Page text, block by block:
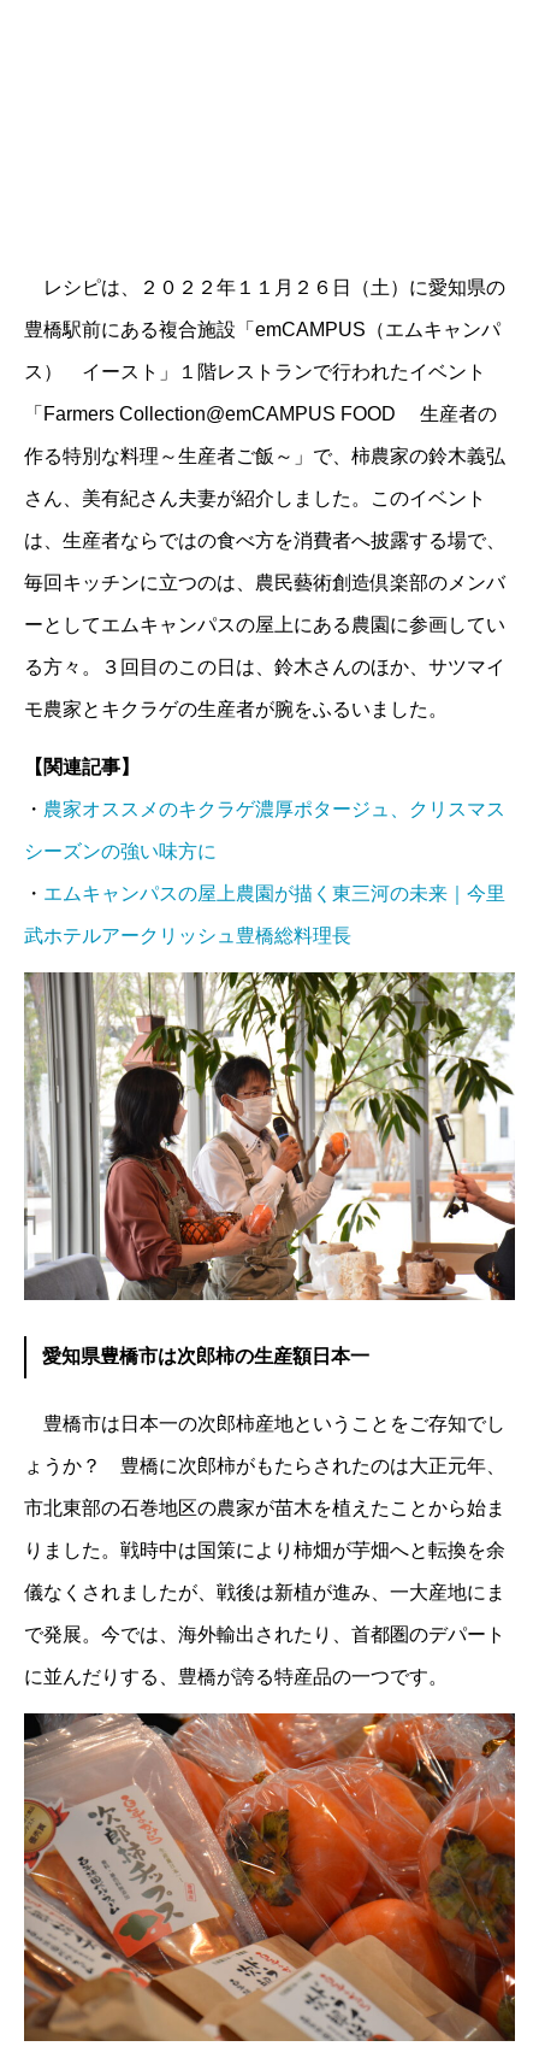
レシピは、２０２２年１１月２６日（土）に愛知県の
豊橋駅前にある複合施設「emCAMPUS（エムキャンパ
ス） イースト」１階レストランで行われたイベント
「Farmers Collection@emCAMPUS FOOD 生産者の
作る特別な料理～生産者ご飯～」で、柿農家の鈴木義弘
さん、美有紀さん夫妻が紹介しました。このイベント
は、生産者ならではの食べ方を消費者へ披露する場で、
毎回キッチンに立つのは、農民藝術創造倶楽部のメンバ
ーとしてエムキャンパスの屋上にある農園に参画してい
る方々。３回目のこの日は、鈴木さんのほか、サツマイ
モ農家とキクラゲの生産者が腕をふるいました。
【関連記事】
・ 農家オススメのキクラゲ濃厚ポタージュ、クリスマス
シーズンの強い味方に
・ エムキャンパスの屋上農園が描く東三河の未来｜今里
武ホテルアークリッシュ豊橋総料理長
愛知県豊橋市は次郎柿の生産額日本一
豊橋市は日本一の次郎柿産地ということをご存知でし
ょうか？ 豊橋に次郎柿がもたらされたのは大正元年、
市北東部の石巻地区の農家が苗木を植えたことから始ま
りました。戦時中は国策により柿畑が芋畑へと転換を余
儀なくされましたが、戦後は新植が進み、一大産地にま
で発展。今では、海外輸出されたり、首都圏のデパート
に並んだりする、豊橋が誇る特産品の一つです。